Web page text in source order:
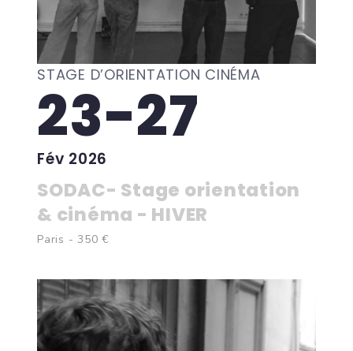
STAGE D’ORIENTATION CINÉMA
23-27
Fév 2026
SODAC- Stage orientation
& cinéma - HIVER
Paris - 350 €